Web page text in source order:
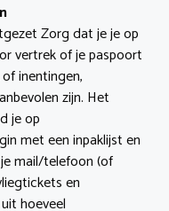
Zorg dat je je op
vertrek of je paspoort
inentingen,
zijn. Het
je op
met een inpaklijst en
mail/telefoon (of
en
hoeveel